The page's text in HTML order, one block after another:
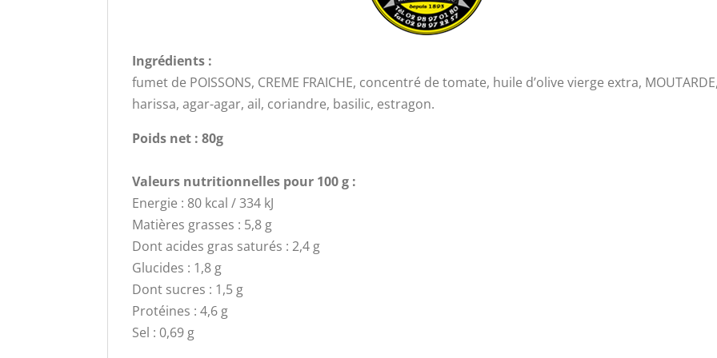
Ingrédients :
fumet de POISSONS, CREME FRAICHE, concentré de tomate, huile d’olive vierge extra,
harissa, agar-agar, ail, coriandre, basilic, estragon.
Poids net : 80g
Valeurs nutritionnelles pour 100 g :
Energie : 80 kcal / 334 kJ
Matières grasses : 5,8 g
Dont acides gras saturés : 2,4 g
Glucides : 1,8 g
Dont sucres : 1,5 g
Protéines : 4,6 g
Sel : 0,69 g